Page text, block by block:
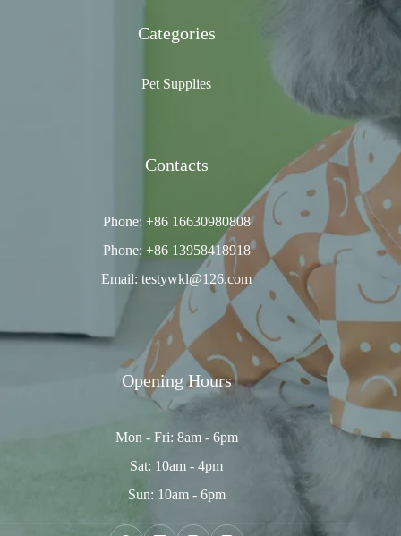
Categories
Pet Supplies
Contacts
Phone: +86 16630980808
Phone: +86 13958418918
Email: testywkl@126.com
Opening Hours
Mon - Fri: 8am - 6pm
Sat: 10am - 4pm
Sun: 10am - 6pm